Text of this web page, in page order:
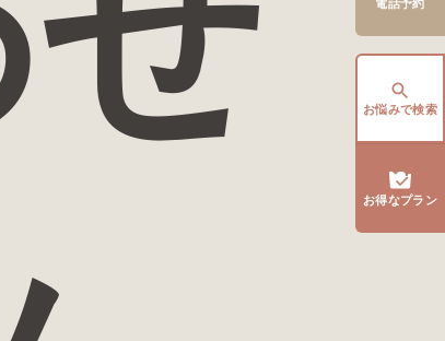
電話予約
お悩みで検索
お得なプラン